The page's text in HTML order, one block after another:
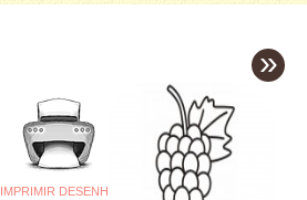
IMPRIMIR DESENHO
»